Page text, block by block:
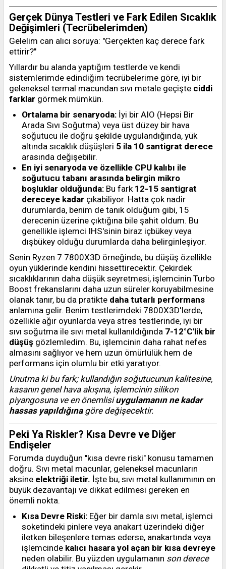
Gerçek Dünya Testleri ve Fark Edilen Sıcaklık
Değişimleri (Tecrübelerimden)
Gelelim can alıcı soruya: "Gerçekten kaç derece fark
ettirir?"
Yıllardır bu alanda yaptığım testlerde ve kendi
sistemlerimde edindiğim tecrübelerime göre, iyi bir
geleneksel termal macundan sıvı metale geçişte ciddi
farklar görmek mümkün.
Ortalama bir senaryoda: İyi bir AIO (Hepsi Bir
Arada Sıvı Soğutma) veya üst düzey bir hava
soğutucu ile doğru şekilde uygulandığında, yük
altında sıcaklık düşüşleri 5 ila 10 santigrat derece
arasında değişebilir.
En iyi senaryoda ve özellikle CPU kalıbı ile
soğutucu tabanı arasında belirgin mikro
boşluklar olduğunda: Bu fark 12-15 santigrat
dereceye kadar çıkabiliyor. Hatta çok nadir
durumlarda, benim de tanık olduğum gibi, 15
derecenin üzerine çıktığına bile şahit oldum. Bu
genellikle işlemci IHS'sinin biraz içbükey veya
dışbükey olduğu durumlarda daha belirginleşiyor.
Senin Ryzen 7 7800X3D örneğinde, bu düşüş özellikle
oyun yüklerinde kendini hissettirecektir. Çekirdek
sıcaklıklarının daha düşük seyretmesi, işlemcinin Turbo
Boost frekanslarını daha uzun süreler koruyabilmesine
olanak tanır, bu da pratikte daha tutarlı performans
anlamına gelir. Benim testlerimdeki 7800X3D'lerde,
özellikle ağır oyunlarda veya stres testlerinde, iyi bir
sıvı soğutma ile sıvı metal kullanıldığında 7-12°C'lik bir
düşüş gözlemledim. Bu, işlemcinin daha rahat nefes
almasını sağlıyor ve hem uzun ömürlülük hem de
performans için olumlu bir etki yaratıyor.
Unutma ki bu fark; kullandığın soğutucunun kalitesine,
kasanın genel hava akışına, işlemcinin silikon
piyangosuna ve en önemlisiuygulamanın ne kadar
hassas yapıldığınagöre değişecektir.
Peki Ya Riskler? Kısa Devre ve Diğer
Endişeler
Forumda duyduğun "kısa devre riski" konusu tamamen
doğru. Sıvı metal macunlar, geleneksel macunların
aksine elektriği iletir. İşte bu, sıvı metal kullanımının en
büyük dezavantajı ve dikkat edilmesi gereken en
önemli nokta.
Kısa Devre Riski: Eğer bir damla sıvı metal, işlemci
soketindeki pinlere veya anakart üzerindeki diğer
iletken bileşenlere temas ederse, anakartında veya
işlemcinde kalıcı hasara yol açan bir kısa devreye
neden olabilir. Bu yüzden uygulamanın son derece